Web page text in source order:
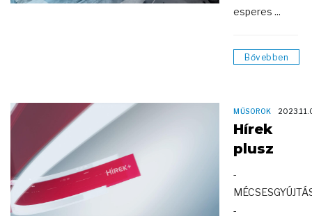
esperes ...
Bővebben
MŰSOROK
Hírek
plusz
-
-